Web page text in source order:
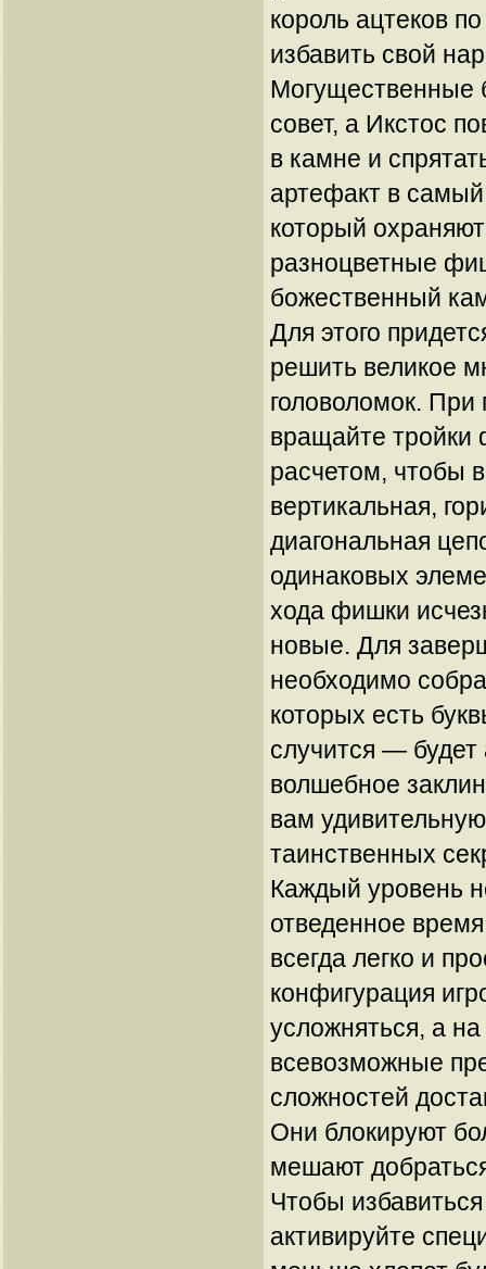
король ацтеков
избавить свой
Могущественные
совет, а Икстос
в камне и
артефакт в
который
разноцветные
божественный
Для этого
решить великое
головоломок.
вращайте тройки
расчетом, чтобы
вертикальная,
диагональная
одинаковых
хода фишки
новые. Для
необходимо
которых есть
случится — будет
волшебное
вам
таинственных
Каждый уровень
отведенное
всегда легко и
конфигурация
усложняться, а
всевозможные
сложностей
Они блокируют
мешают
Чтобы
активируйте